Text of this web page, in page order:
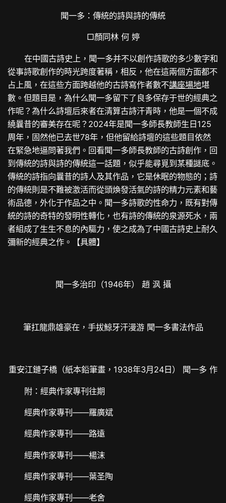
聞一多：傳統的詩與詩的傳統
□顏同林 何 婷
在中國古詩史上，聞一多并不以創作詩歌的多少數字和
從事詩歌創作的時光跨度著稱，相反，他在這兩個方面都不
占上風，在這些方面跨越他的古詩寫作者數不講座場地堪
數。但題目是，為什么聞一多留下了良多保存于世的經典之
作呢？為什么詩壇后來者在清算古詩汗青時，他是一個不成
繞曩昔的審美存在呢？2024年是聞一多師長教師生日125
周年，固然他已去世78年，但他留給詩壇的這些題目依然
在緊急地逼問著我們。回看聞一多師長教師的古詩創作，回
到傳統的詩與詩的傳統這一話題，似乎能尋覓到某種謎底。
傳統的詩指向曩昔的詩人及其作品，它是休眠的物態的；詩
的傳統則是不難被激活而從頭煥發活氣的詩的精力元素和藝
術品德，外化于作品之中。聞一多詩歌的性命力，既有對傳
統的詩的奇特的發明性轉化，也有詩的傳統的泉源死水，兩
者組成了生生不息的內驅力，使之成為了中國古詩史上耐久
彌新的經典之作。【具體】
聞一多治印（1946年） 趙 沨 攝
筆扛龍鼎雄豪在，手拔鯨牙汗漫游 聞一多書法作品
重安江鏈子橋（紙本鉛筆畫，1938年3月24日） 聞一多 作
附：經典作家專刊往期
經典作家專刊——羅廣斌
經典作家專刊——路遠
經典作家專刊——楊沫
經典作家專刊——葉圣陶
經典作家專刊——老舍